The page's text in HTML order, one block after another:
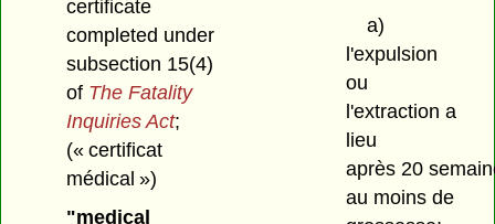
certificate
completed under
subsection 15(4)
of The Fatality
Inquiries Act;
(« certificat
médical »)
"medical
a)
l'expulsion
ou
l'extraction a
lieu
après 20
au moins de